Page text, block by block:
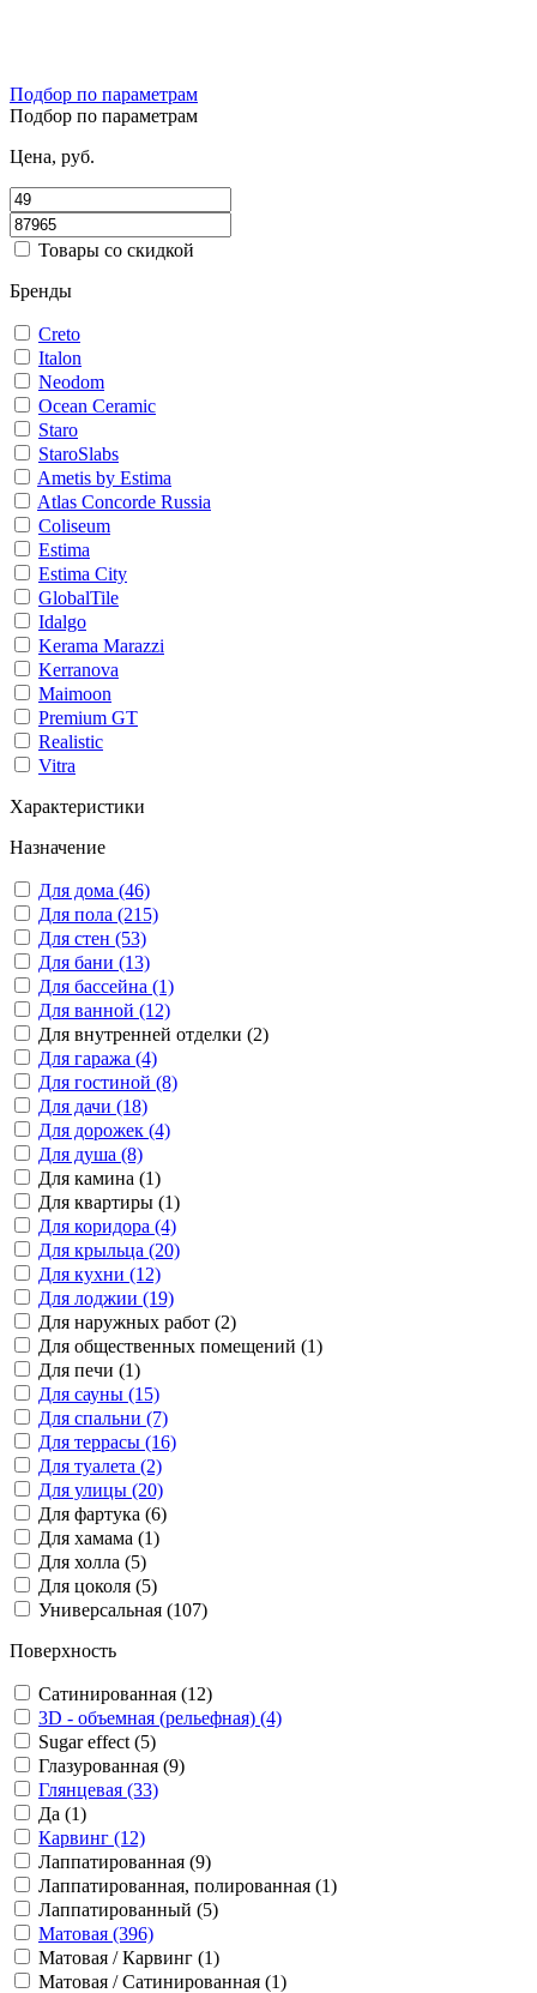
Подбор по параметрам
Подбор по параметрам
Цена, руб.
Товары со скидкой
Бренды
Creto
Italon
Neodom
Ocean Ceramic
Staro
StaroSlabs
Ametis by Estima
Atlas Concorde Russia
Coliseum
Estima
Estima City
GlobalTile
Idalgo
Kerama Marazzi
Kerranova
Maimoon
Premium GT
Realistic
Vitra
Характеристики
Назначение
Для дома (46)
Для пола (215)
Для стен (53)
Для бани (13)
Для бассейна (1)
Для ванной (12)
Для внутренней отделки (2)
Для гаража (4)
Для гостиной (8)
Для дачи (18)
Для дорожек (4)
Для душа (8)
Для камина (1)
Для квартиры (1)
Для коридора (4)
Для крыльца (20)
Для кухни (12)
Для лоджии (19)
Для наружных работ (2)
Для общественных помещений (1)
Для печи (1)
Для сауны (15)
Для спальни (7)
Для террасы (16)
Для туалета (2)
Для улицы (20)
Для фартука (6)
Для хамама (1)
Для холла (5)
Для цоколя (5)
Универсальная (107)
Поверхность
Сатинированная (12)
3D - объемная (рельефная) (4)
Sugar effect (5)
Глазурованная (9)
Глянцевая (33)
Да (1)
Карвинг (12)
Лаппатированная (9)
Лаппатированная, полированная (1)
Лаппатированный (5)
Матовая (396)
Матовая / Карвинг (1)
Матовая / Сатинированная (1)